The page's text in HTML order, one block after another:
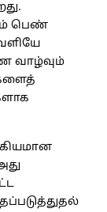
பெண்
வாழ்வும்